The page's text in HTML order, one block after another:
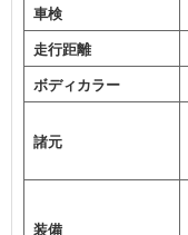
車検
走行距離
ボディカラー
諸元
装備